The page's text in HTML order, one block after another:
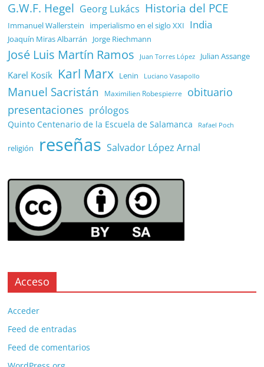
G.W.F. Hegel Georg Lukács Historia del PCE
Immanuel Wallerstein imperialismo en el siglo XXI India
Joaquín Miras Albarrán Jorge Riechmann
José Luis Martín Ramos Juan Torres López Julian Assange
Karel Kosík Karl Marx Lenin Luciano Vasapollo
Manuel Sacristán Maximilien Robespierre
obituario
presentaciones prólogos
Quinto Centenario de la Escuela de Salamanca Rafael Poch
religión reseñas Salvador López Arnal
Acceso
Acceder
Feed de entradas
Feed de comentarios